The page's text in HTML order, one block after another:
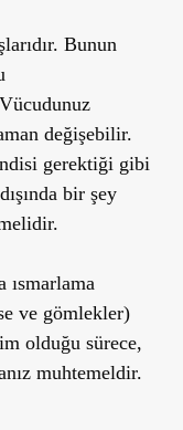
Bunun
değişebilir.
gerektiği gibi
bir şey
ve gömlekler)
olduğu sürece,
muhtemeldir.